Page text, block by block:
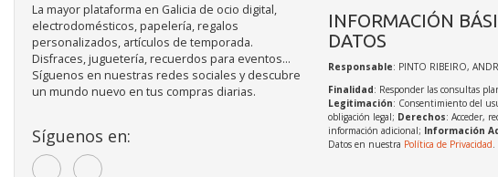
La mayor plataforma en Galicia de ocio digital,
electrodomésticos, papelería, regalos
personalizados, artículos de temporada.
Disfraces, juguetería, recuerdos para eventos...
Síguenos en nuestras redes sociales y descubre
un mundo nuevo en tus compras diarias.
Síguenos en:
INFORMACIÓN
DATOS
Responsable: PINTO RIBEIRO,
Finalidad: Responder las consultas
Legitimación: Consentimiento del
obligación legal; Derechos: Acceder,
información adicional; Información
Datos en nuestra Política de Privacidad